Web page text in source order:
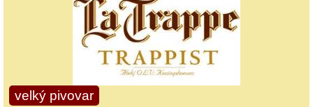
velký pivovar